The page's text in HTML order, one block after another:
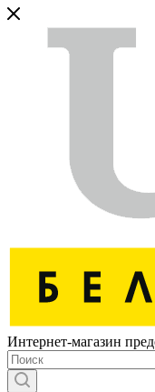
Интернет-магазин